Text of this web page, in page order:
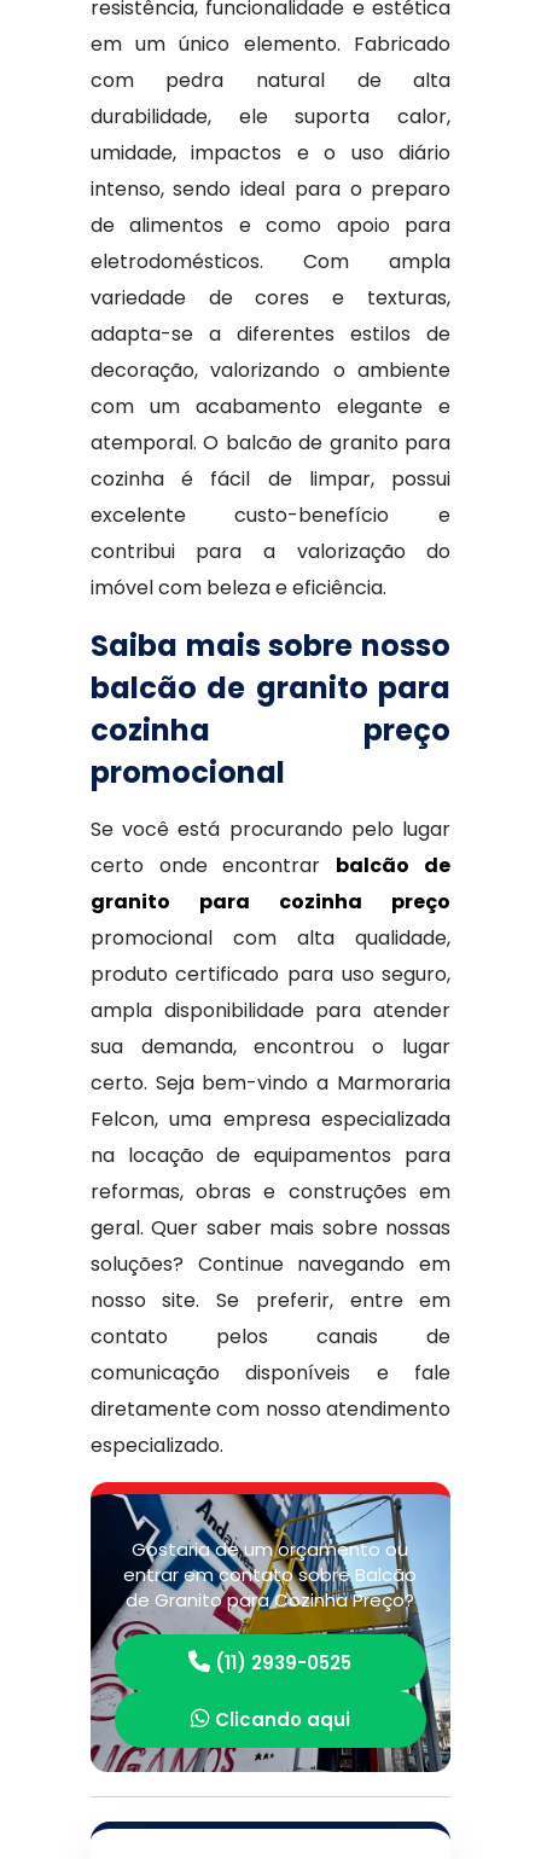
resistência, funcionalidade e estética
em um único elemento. Fabricado
com pedra natural de alta
durabilidade, ele suporta calor,
umidade, impactos e o uso diário
intenso, sendo ideal para o preparo
de alimentos e como apoio para
eletrodomésticos. Com ampla
variedade de cores e texturas,
adapta-se a diferentes estilos de
decoração, valorizando o ambiente
com um acabamento elegante e
atemporal. O balcão de granito para
cozinha é fácil de limpar, possui
excelente custo-benefício e
contribui para a valorização do
imóvel com beleza e eficiência.
Saiba mais sobre nosso
balcão de granito para
cozinha preço
promocional
Se você está procurando pelo lugar
certo onde encontrar balcão de
granito para cozinha preço
promocional com alta qualidade,
produto certificado para uso seguro,
ampla disponibilidade para atender
sua demanda, encontrou o lugar
certo. Seja bem-vindo a Marmoraria
Felcon, uma empresa especializada
na locação de equipamentos para
reformas, obras e construções em
geral. Quer saber mais sobre nossas
soluções? Continue navegando em
nosso site. Se preferir, entre em
contato pelos canais de
comunicação disponíveis e fale
diretamente com nosso atendimento
especializado.
Gostaria de um orçamento ou
entrar em contato sobre Balcão
de Granito para Cozinha Preço?
(11) 2939-0525
Clicando aqui